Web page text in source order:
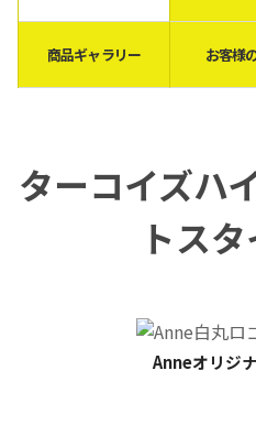
商品ギャラリー お客様
ターコイズハ
トス
Anneオリジ